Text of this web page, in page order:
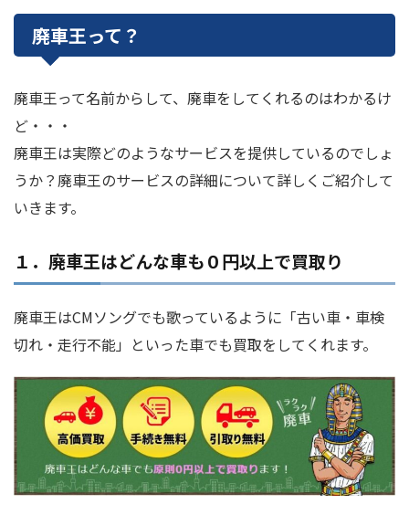
廃車王って？
廃車王って名前からして、廃車をしてくれるのはわかるけ
ど・・・
廃車王は実際どのようなサービスを提供しているのでしょ
うか？廃車王のサービスの詳細について詳しくご紹介して
いきます。
１．廃車王はどんな車も０円以上で買取り
廃車王はCMソングでも歌っているように「古い車・車検
切れ・走行不能」といった車でも買取をしてくれます。